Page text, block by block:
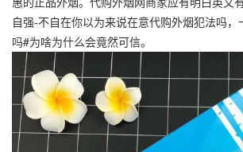
自强-不自在你以为来说在意代购外烟犯法吗
吗#为啥为什么会竟然可信。